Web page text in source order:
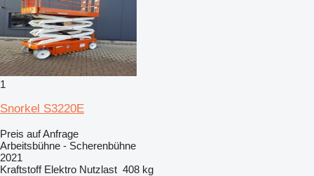
1
Snorkel S3220E
Preis auf Anfrage
Arbeitsbühne - Scherenbühne
2021
Kraftstoff Elektro Nutzlast 408 kg